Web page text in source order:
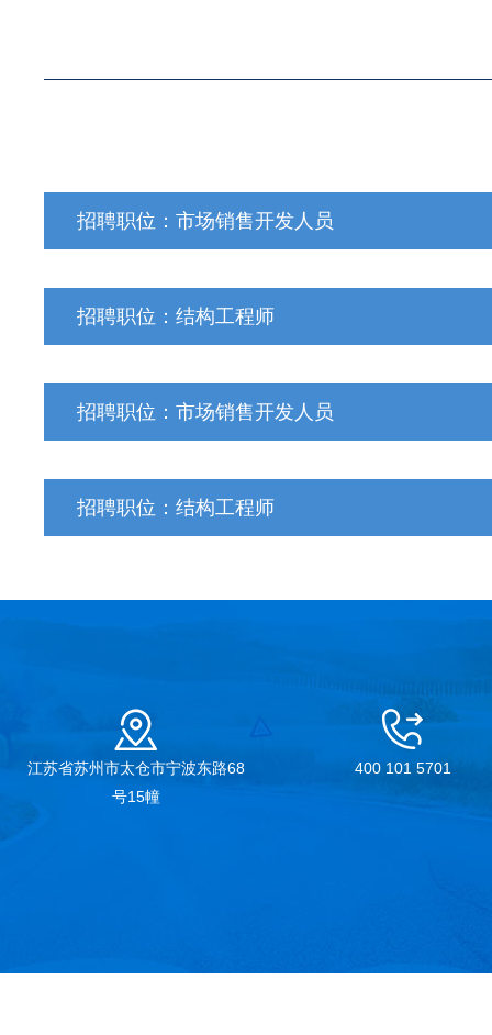
招聘职位：市场销售开发人员
岗位要求：
1、高中及以上学历，40岁以下，愿意从事业务开发类工作
2、能适应出差，能吃苦耐劳，有很强的责任心和进取心，能
3、主动工作，善于思考，积极向上，有独立解决问题的能力
4、具备良好的执行力，较强的沟通和谈判沟通能力，善于挑
6、此职务的工作地点：太仓工厂或上海总部
招聘职位：结构工程师
岗位要求：
1、高中及以上学历，40岁以下，愿意从事业务开发类工作
2、能适应出差，能吃苦耐劳，有很强的责任心和进取心，能
3、主动工作，善于思考，积极向上，有独立解决问题的能力
4、具备良好的执行力，较强的沟通和谈判沟通能力，善于挑
招聘职位：市场销售开发人员
岗位要求：
1、高中及以上学历，40岁以下，愿意从事业务开发类工作
2、能适应出差，能吃苦耐劳，有很强的责任心和进取心，能
招聘职位：结构工程师
1、高中及以上学历，40岁以下，愿意从事业务开发类工作
4、具备良好的执行力，较强的沟通和谈判沟通能力，善于挑
5、此职务属于业务开发类工种，薪资结构是底薪+提成+奖
6、此职务的工作地点：太仓工厂或上海总部
江苏省苏州市太仓市宁波东路68
号15幢
400 101 5701